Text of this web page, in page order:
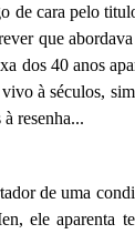
cara pelo
que
dos 40 anos
à séculos,
resenha...
de uma
ele aparenta